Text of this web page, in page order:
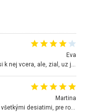
Eva
Hojdacka v Krpelanoch uz nie je, vysli sme si k nej vcera, ale, zial, uz je znicena. Ak sem planujete cestu len kvoli hojdacke, mozete si ju usetrit. Krasny vyhlad je tu vsak aj bez hojdacky :-)
Martina
Nádherné miesto ktoré odporúčam navštíviť všetkými desiatimi, pre rodiny s deťmi, dôchodcom... Proste a jednoducho ozaj rozprávkový les.. určite ešte prídeme. Odniesli sme si na pamiatku krásne tričká,